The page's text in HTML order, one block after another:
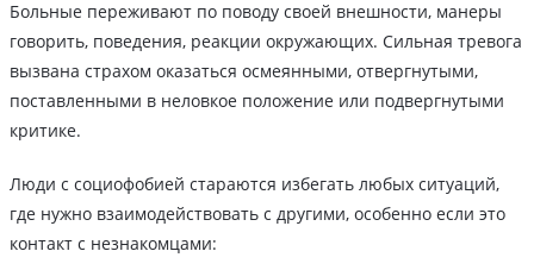
Больные переживают по поводу своей внешности, манеры
говорить, поведения, реакции окружающих. Сильная тревога
вызвана страхом оказаться осмеянными, отвергнутыми,
поставленными в неловкое положение или подвергнутыми
критике.
Люди с социофобией стараются избегать любых ситуаций,
где нужно взаимодействовать с другими, особенно если это
контакт с незнакомцами: